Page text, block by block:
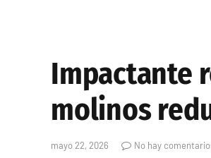
Impactante
molinos
mayo 22, 2026 No hay